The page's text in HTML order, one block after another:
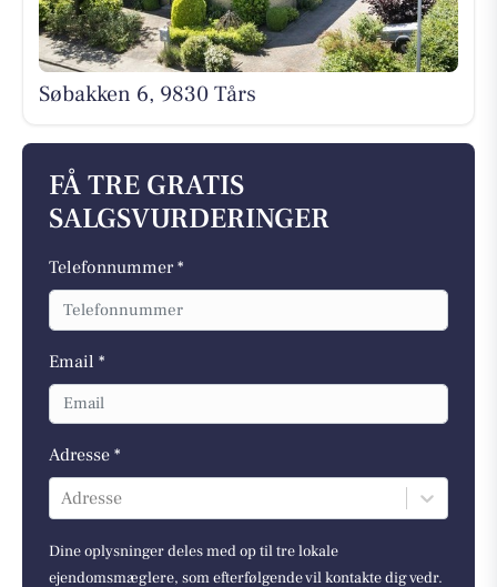
Søbakken 6, 9830 Tårs
FÅ TRE GRATIS
SALGSVURDERINGER
Telefonnummer *
Email *
Adresse *
Adresse
Dine oplysninger deles med op til tre lokale
ejendomsmæglere, som efterfølgende vil kontakte dig vedr.